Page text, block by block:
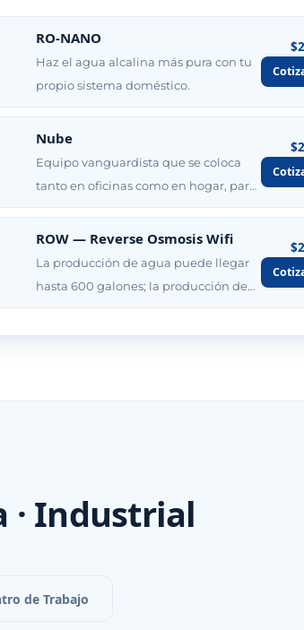
RO-NANO
Haz el agua alcalina más pura con tu
propio sistema doméstico.
Nube
Equipo vanguardista que se coloca
tanto en oficinas como en hogar, par…
ROW — Reverse Osmosis Wifi
La producción de agua puede llegar
hasta 600 galones; la producción de…
· Industrial
de Trabajo